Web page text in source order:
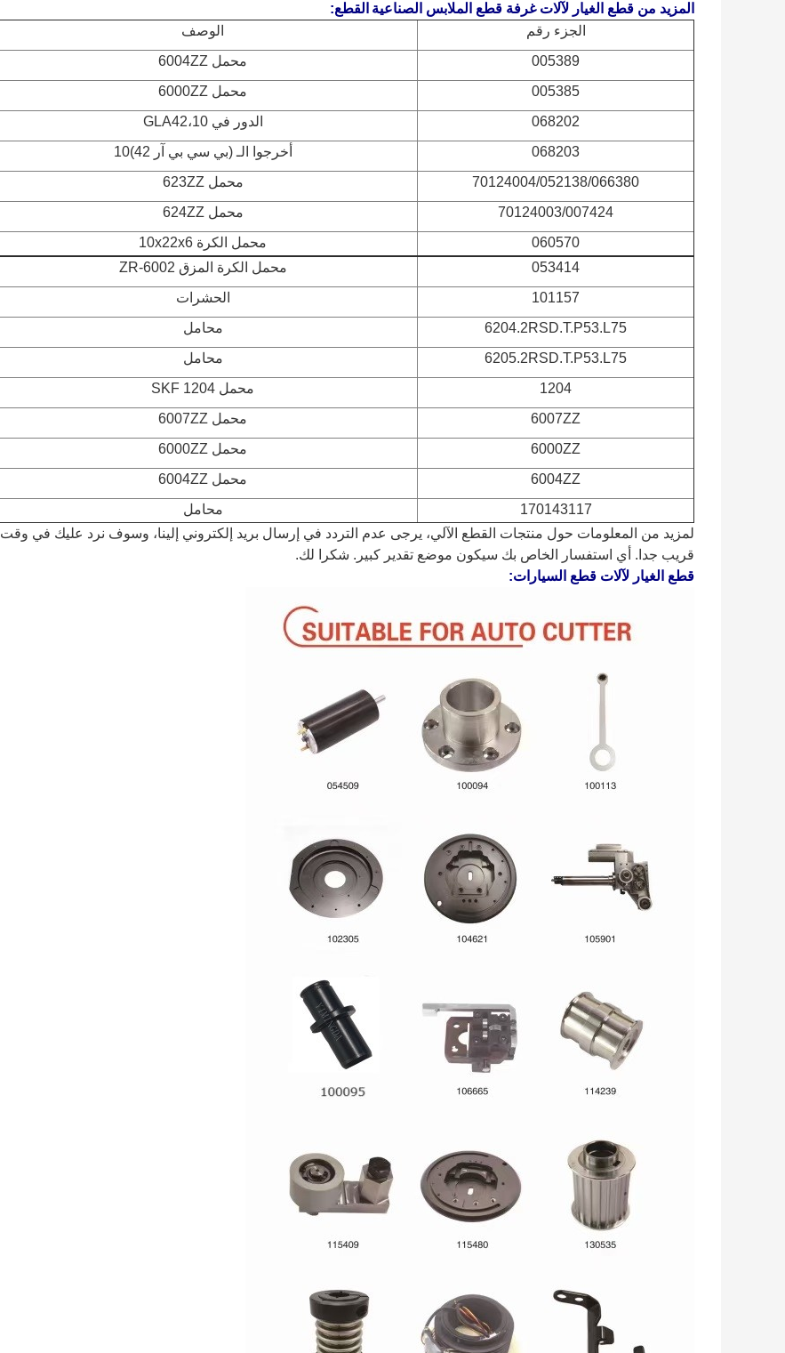
المزيد من قطع الغيار لآلات غرفة قطع الملابس الصناعية القطع:
الجزء رقم
الوصف
005389
محمل 6004ZZ
005385
محمل 6000ZZ
068202
الدور في GLA42،10
068203
أخرجوا الـ (بي سي بي آر 42)10
70124004/052138/066380
محمل 623ZZ
70124003/007424
محمل 624ZZ
060570
محمل الكرة 10x22x6
053414
محمل الكرة المزق 6002-ZR
101157
الحشرات
6204.2RSD.T.P53.L75
محامل
6205.2RSD.T.P53.L75
محامل
1204
محمل 1204 SKF
6007ZZ
محمل 6007ZZ
6000ZZ
محمل 6000ZZ
6004ZZ
محمل 6004ZZ
170143117
محامل
لمزيد من المعلومات حول منتجات القطع الآلي، يرجى عدم التردد في إرسال بريد إلكتروني إلينا، وسوف نرد عليك في وقت
قريب جدا. أي استفسار الخاص بك سيكون موضع تقدير كبير. شكرا لك.
قطع الغيار لآلات قطع السيارات: